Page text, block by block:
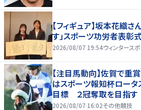
【フィギュア】坂本花織
す」スポーツ功労者表
2026/08/07 19:54ウィンタース
【注目馬動向】佐賀で重
はスポーツ報知杯ロータ
目標 ２冠奪取を目指す
2026/08/07 16:02その他競技